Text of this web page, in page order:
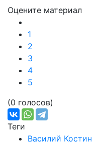
Оцените материал
1
2
3
4
5
(0 голосов)
Теги
Василий Костин